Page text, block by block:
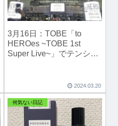
3月16日：TOBE「to
HEROes ~TOBE 1st
Super Live~」でテンショ
2024.03.20
何気ない日記